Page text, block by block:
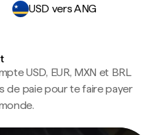
USD vers ANG
USD, EUR, MXN et BRL
de paie pour te faire payer